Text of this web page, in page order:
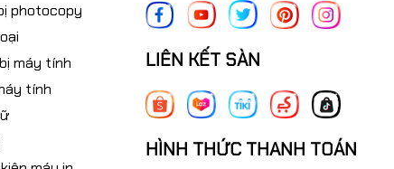
photocopy
máy tính
tính
LIÊN KẾT SÀN
HÌNH THỨC THANH TOÁN